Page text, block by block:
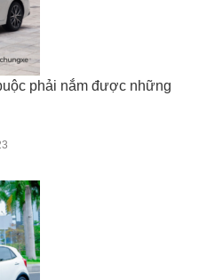
phải nắm được những